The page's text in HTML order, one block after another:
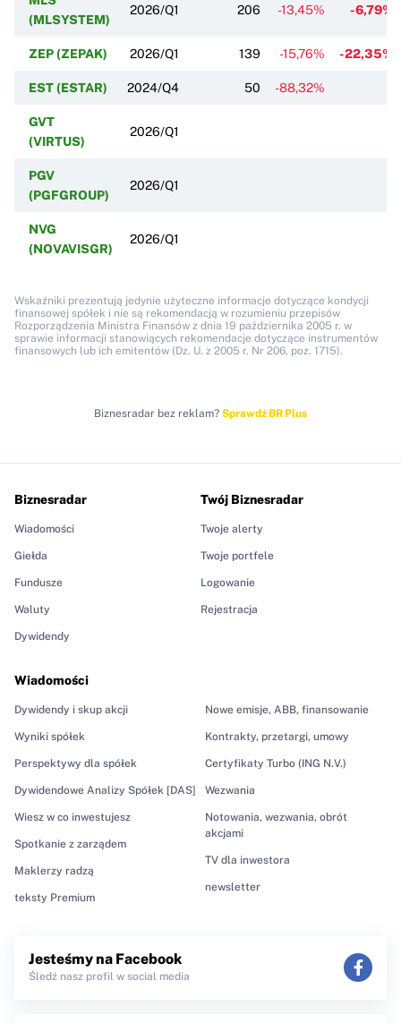
(MLSYSTEM)
2026/Q1 206 -13,45% -6,79%
ZEP (ZEPAK) 2026/Q1 139 -15,76% -22,35%
EST (ESTAR) 2024/Q4 50 -88,32%
GVT
(VIRTUS)
2026/Q1
PGV
(PGFGROUP)
2026/Q1
NVG
(NOVAVISGR)
2026/Q1
Wskaźniki prezentują jedynie użyteczne informacje dotyczące kondycji
finansowej spółek i nie są rekomendacją w rozumieniu przepisów
Rozporządzenia Ministra Finansów z dnia 19 października 2005 r. w
sprawie informacji stanowiących rekomendacje dotyczące instrumentów
finansowych lub ich emitentów (Dz. U. z 2005 r. Nr 206, poz. 1715).
Biznesradar bez reklam? Sprawdź BR Plus
Biznesradar
Wiadomości
Giełda
Fundusze
Waluty
Dywidendy
Wiadomości
Dywidendy i skup akcji
Wyniki spółek
Perspektywy dla spółek
Dywidendowe Analizy Spółek [DAS]
Wiesz w co inwestujesz
Spotkanie z zarządem
Maklerzy radzą
teksty Premium
Nowe emisje, ABB, finansowanie
Kontrakty, przetargi, umowy
Certyfikaty Turbo (ING N.V.)
Wezwania
Notowania, wezwania, obrót
akcjami
TV dla inwestora
newsletter
Twój Biznesradar
Twoje alerty
Twoje portfele
Logowanie
Rejestracja
Jesteśmy na Facebook
Śledź nasz profil w social media